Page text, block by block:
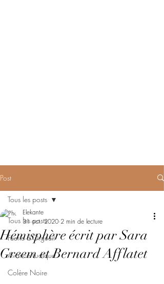
Post
Tous les posts
Féerie d'Orgueil
Avarice Ludique
Colère Noire
Tous les posts
Hémisphère écrit par Sara
Greem et Bernard Afflatet
Elekante
31 oct. 2020 2 min de lecture